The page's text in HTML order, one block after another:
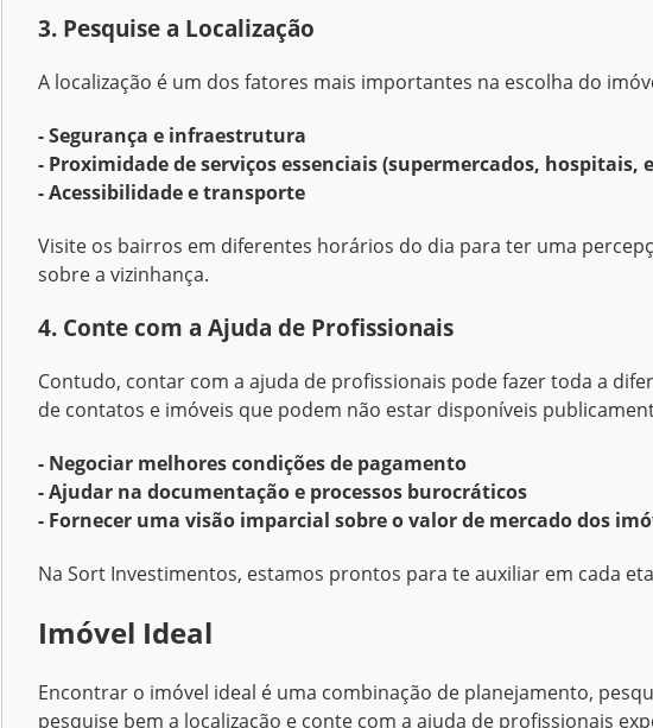
3. Pesquise a Localização
A localização é um dos fatores mais importantes na escolha do
- Segurança e infraestrutura
- Proximidade de serviços essenciais (supermercados, hospitais,
- Acessibilidade e transporte
Visite os bairros em diferentes horários do dia para ter uma
sobre a vizinhança.
4. Conte com a Ajuda de Profissionais
Contudo, contar com a ajuda de profissionais pode fazer toda a
de contatos e imóveis que podem não estar disponíveis
- Negociar melhores condições de pagamento
- Ajudar na documentação e processos burocráticos
- Fornecer uma visão imparcial sobre o valor de mercado dos
Na Sort Investimentos, estamos prontos para te auxiliar em cada
Imóvel Ideal
Encontrar o imóvel ideal é uma combinação de planejamento,
pesquise bem a localização e conte com a ajuda de profissionais